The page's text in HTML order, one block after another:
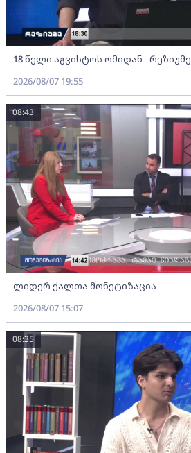
18 წელი აგვისტოს ომიდან - რეზიუმე
2026/08/07 19:55
ლიდერ ქალთა მონეტიზაცია
08:43
2026/08/07 15:07
08:35